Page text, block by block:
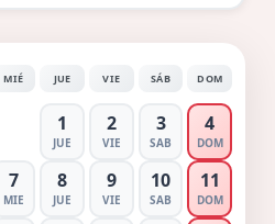
MIÉ JUE VIE SÁB DOM
1
JUE
2
VIE
3
SAB
4
DOM
7
MIE
8
JUE
9
VIE
10
SAB
11
DOM